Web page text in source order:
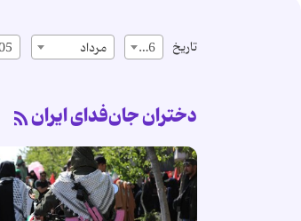
تاریخ 16 مرداد
دختران جان‌فدای ایران